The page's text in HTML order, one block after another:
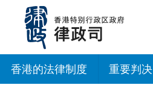
内
香港的法律制度 重要判决